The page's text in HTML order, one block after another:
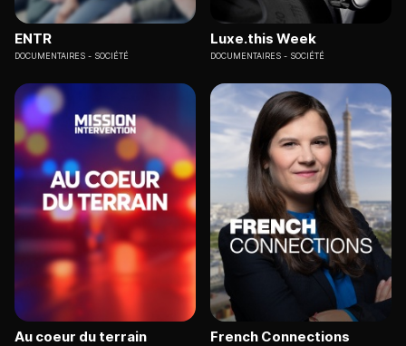
ENTR
DOCUMENTAIRES SOCIÉTÉ
Luxe.this Week
DOCUMENTAIRES SOCIÉTÉ
Au coeur du terrain French Connections